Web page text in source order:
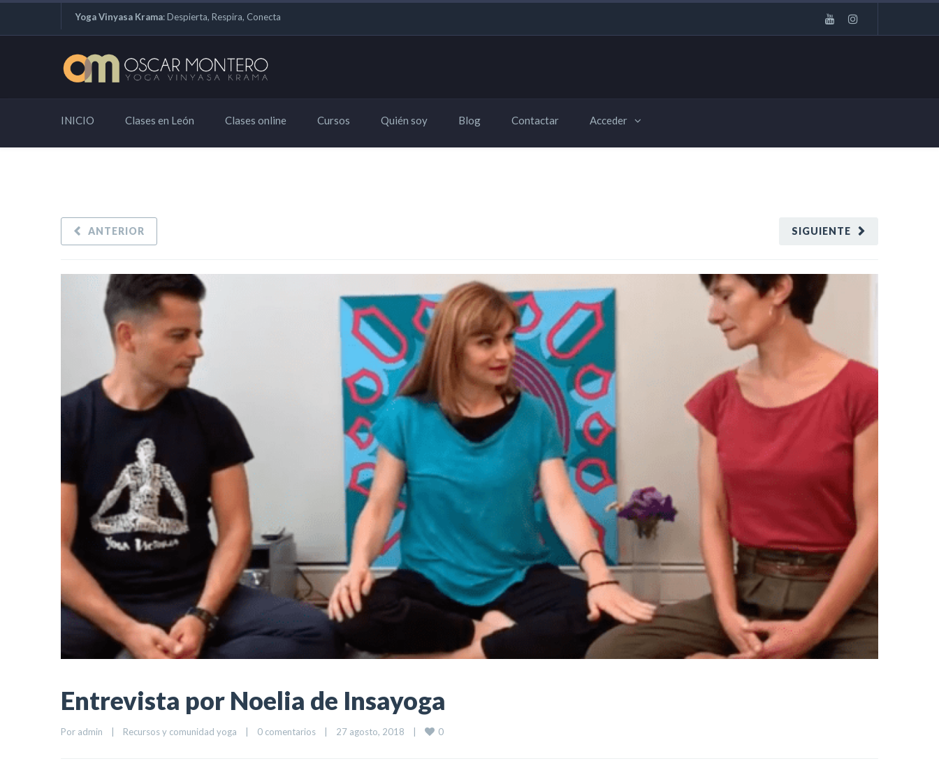
Yoga Vinyasa Krama: Despierta, Respira, Conecta
INICIO Clases en León Clases online Cursos Quién soy Blog Contactar Acceder
SIGUIENTE
ANTERIOR
Entrevista por Noelia de Insayoga
Por admin Recursos y comunidad yoga 0 comentarios 27 agosto, 2018 0